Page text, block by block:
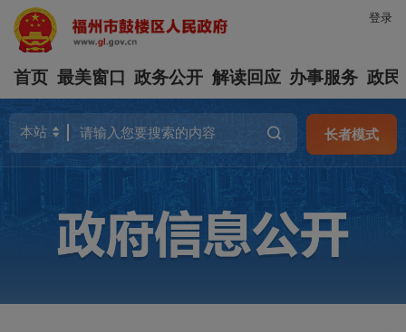
登录
首页 最美窗口 政务公开 解读回应 办事服务 政民
长者模式